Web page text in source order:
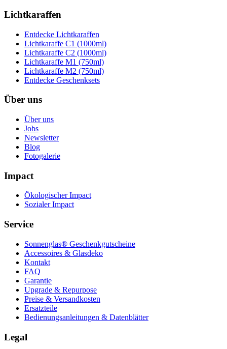
Lichtkaraffen
Entdecke Lichtkaraffen
Lichtkaraffe C1 (1000ml)
Lichtkaraffe C2 (1000ml)
Lichtkaraffe M1 (750ml)
Lichtkaraffe M2 (750ml)
Entdecke Geschenksets
Über uns
Über uns
Jobs
Newsletter
Blog
Fotogalerie
Impact
Ökologischer Impact
Sozialer Impact
Service
Sonnenglas® Geschenkgutscheine
Accessoires & Glasdeko
Kontakt
FAQ
Garantie
Upgrade & Repurpose
Preise & Versandkosten
Ersatzteile
Bedienungsanleitungen & Datenblätter
Legal